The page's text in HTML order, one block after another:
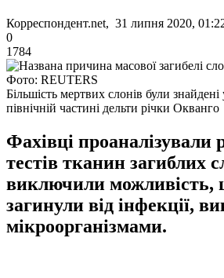
Корреспондент.net, 31 липня 2020,
0
1784
Фото: REUTERS
Більшість мертвих слонів були
північній частині дельти річки Окванго
Фахівці проаналізували
тестів тканин загиблих
виключили можливість,
загинули від інфекції,
мікроорганізмами.